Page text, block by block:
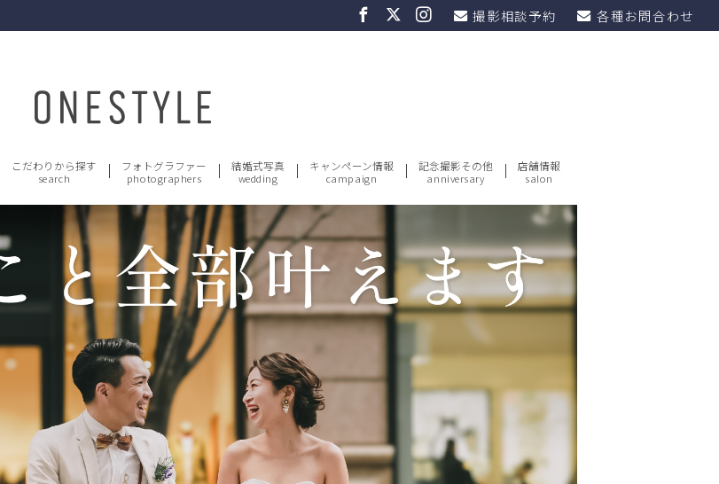
撮影相談予約 各種お問合わせ
こだわりから探す
search
フォトグラファー
photographers
結婚式写真
wedding
キャンペーン情報
campaign
記念撮影その他
anniversary
店舗情報
salon